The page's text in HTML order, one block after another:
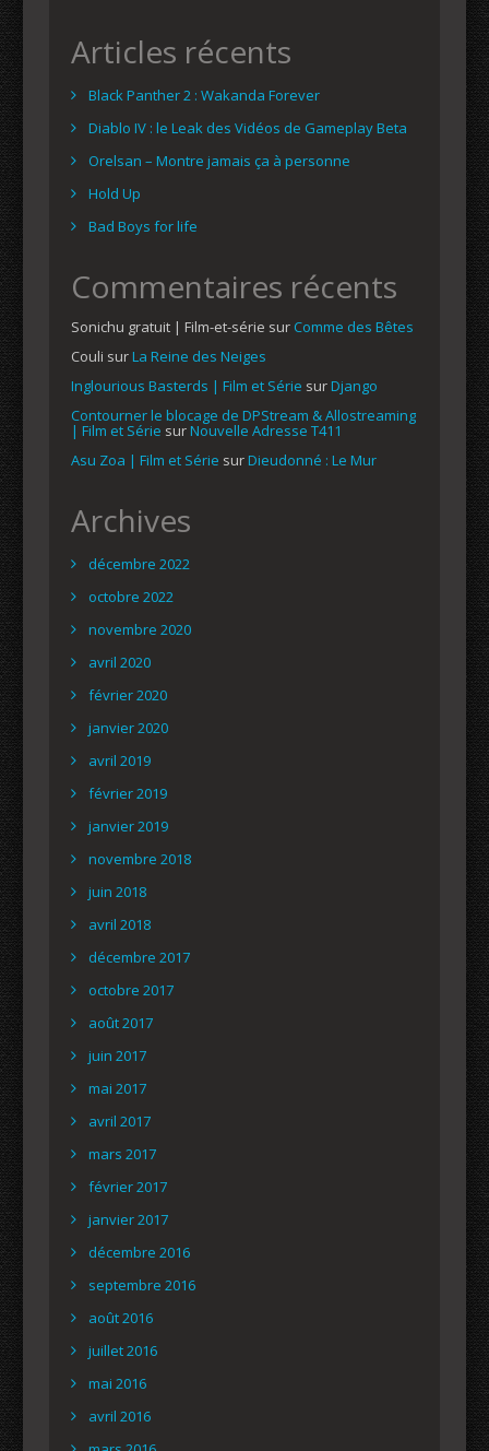
Articles récents
Black Panther 2 : Wakanda Forever
Diablo IV : le Leak des Vidéos de Gameplay Beta
Orelsan – Montre jamais ça à personne
Hold Up
Bad Boys for life
Commentaires récents
Sonichu gratuit | Film-et-série sur Comme des Bêtes
Couli surLa Reine des Neiges
Inglourious Basterds | Film et Série surDjango
Contourner le blocage de DPStream & Allostreaming
| Film et Série surNouvelle Adresse T411
Asu Zoa | Film et Série surDieudonné : Le Mur
Archives
décembre 2022
octobre 2022
novembre 2020
avril 2020
février 2020
janvier 2020
avril 2019
février 2019
janvier 2019
novembre 2018
juin 2018
avril 2018
décembre 2017
octobre 2017
août 2017
juin 2017
mai 2017
avril 2017
mars 2017
février 2017
janvier 2017
décembre 2016
septembre 2016
août 2016
juillet 2016
mai 2016
avril 2016